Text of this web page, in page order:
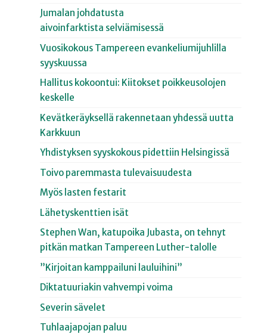
Jumalan johdatusta
aivoinfarktista selviämisessä
Vuosikokous Tampereen evankeliumijuhlilla
syyskuussa
Hallitus kokoontui: Kiitokset poikkeusolojen
keskelle
Kevätkeräyksellä rakennetaan yhdessä uutta
Karkkuun
Yhdistyksen syyskokous pidettiin Helsingissä
Toivo paremmasta tulevaisuudesta
Myös lasten festarit
Lähetyskenttien isät
Stephen Wan, katupoika Jubasta, on tehnyt
pitkän matkan Tampereen Luther-talolle
”Kirjoitan kamppailuni lauluihini”
Diktatuuriakin vahvempi voima
Severin sävelet
Tuhlaajapojan paluu